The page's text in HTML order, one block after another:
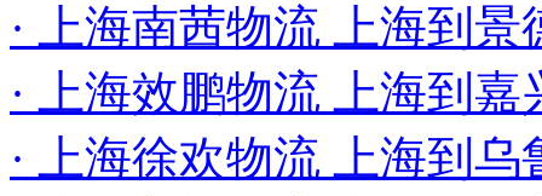
· 上海南茜物流 上海到
· 上海效鹏物流 上海到
· 上海徐欢物流 上海到